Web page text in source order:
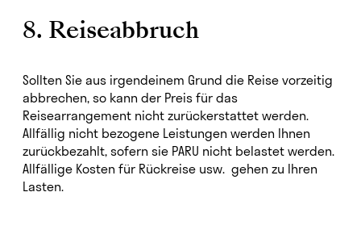
8. Reiseabbruch
Sollten Sie aus irgendeinem Grund die Reise vorzeitig
abbrechen, so kann der Preis für das
Reisearrangement nicht zurückerstattet werden.
Allfällig nicht bezogene Leistungen werden Ihnen
zurückbezahlt, sofern sie PARU nicht belastet werden.
Allfällige Kosten für Rückreise usw. gehen zu Ihren
Lasten.